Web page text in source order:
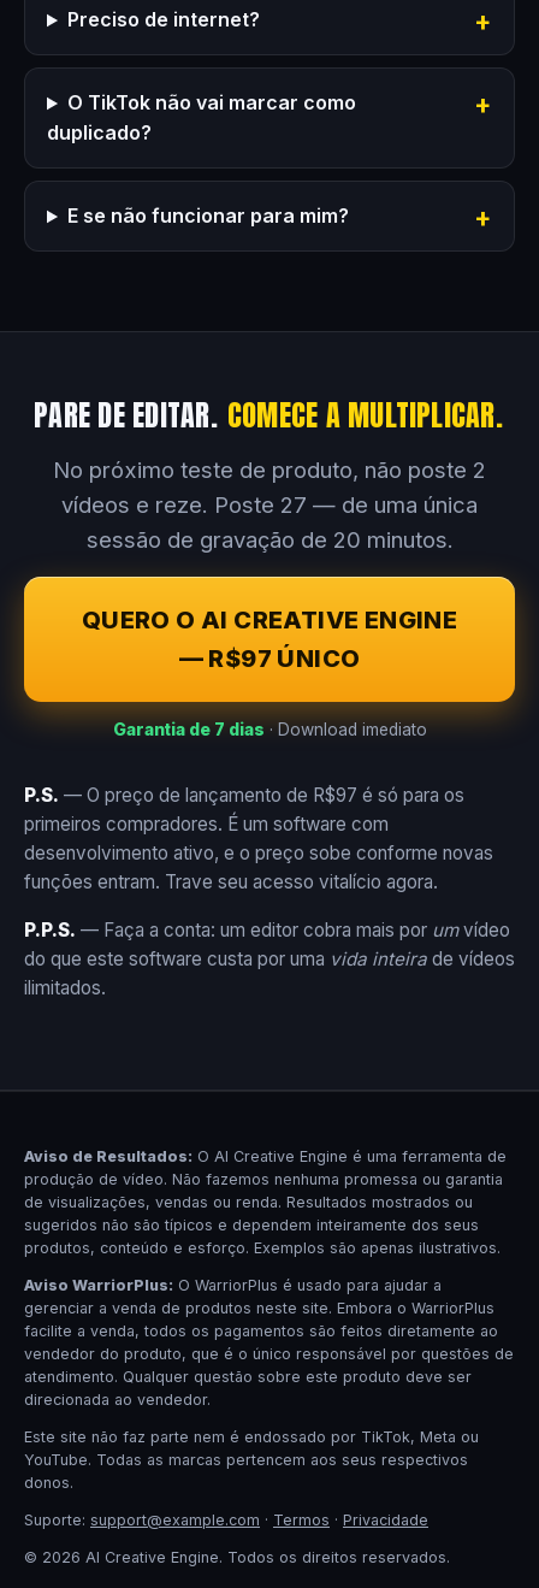
Preciso de internet?
O TikTok não vai marcar como
duplicado?
E se não funcionar para mim?
PARE DE EDITAR. COMECE A MULTIPLICAR.
No próximo teste de produto, não poste 2
vídeos e reze. Poste 27 — de uma única
sessão de gravação de 20 minutos.
QUERO O AI CREATIVE ENGINE
— R$97 ÚNICO
Garantia de 7 dias · Download imediato
P.S. — O preço de lançamento de R$97 é só para os
primeiros compradores. É um software com
desenvolvimento ativo, e o preço sobe conforme novas
funções entram. Trave seu acesso vitalício agora.
P.P.S. — Faça a conta: um editor cobra mais por umvídeo
do que este software custa por uma vida inteira de vídeos
ilimitados.
Aviso de Resultados: O AI Creative Engine é uma ferramenta de
produção de vídeo. Não fazemos nenhuma promessa ou garantia
de visualizações, vendas ou renda. Resultados mostrados ou
sugeridos não são típicos e dependem inteiramente dos seus
produtos, conteúdo e esforço. Exemplos são apenas ilustrativos.
Aviso WarriorPlus: O WarriorPlus é usado para ajudar a
gerenciar a venda de produtos neste site. Embora o WarriorPlus
facilite a venda, todos os pagamentos são feitos diretamente ao
vendedor do produto, que é o único responsável por questões de
atendimento. Qualquer questão sobre este produto deve ser
direcionada ao vendedor.
Este site não faz parte nem é endossado por TikTok, Meta ou
YouTube. Todas as marcas pertencem aos seus respectivos
donos.
Suporte: support@example.com · Termos · Privacidade
© 2026 AI Creative Engine. Todos os direitos reservados.